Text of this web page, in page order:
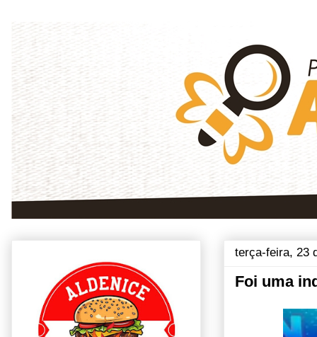
terça-feira, 23
Foi uma